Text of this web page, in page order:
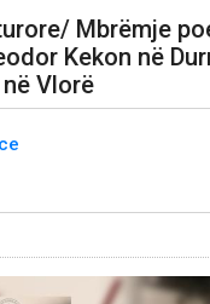
Mbrëmje
Kekon në
në Vlorë